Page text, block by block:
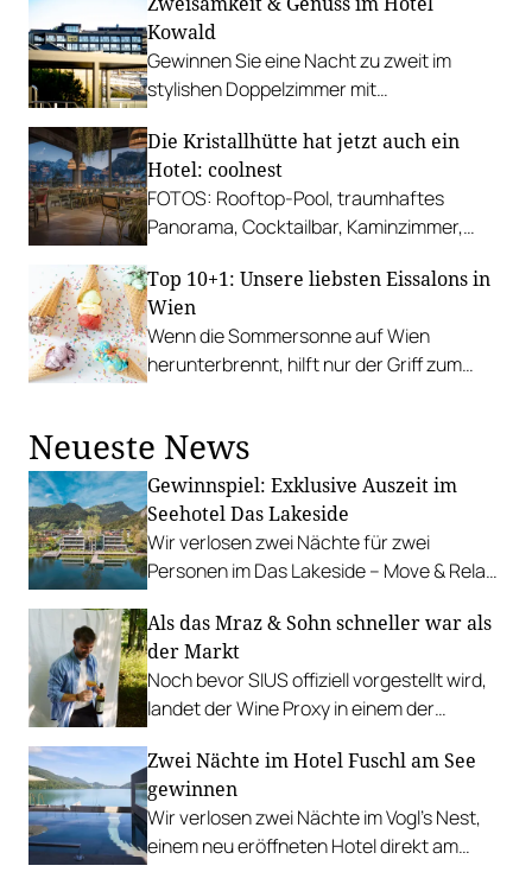
Tomaten.
Kowald
Gewinnen Sie eine Nacht zu zweit im
stylishen Doppelzimmer mit
Die Kristallhütte hat jetzt auch ein
Hotel: coolnest
FOTOS: Rooftop-Pool, traumhaftes
Panorama, Cocktailbar, Kaminzimmer,
Top 10+1: Unsere liebsten Eissalons in
Wien
Wenn die Sommersonne auf Wien
herunterbrennt, hilft nur der Griff zum
Neueste News
Gewinnspiel: Exklusive Auszeit im
Seehotel Das Lakeside
Wir verlosen zwei Nächte für zwei
Personen im Das Lakeside – Move & Relax
Als das Mraz & Sohn schneller war als
der Markt
Noch bevor SIUS offiziell vorgestellt wird,
landet der Wine Proxy in einem der
Österreichs. Ein Zufall. Und irgendwie
auch keiner.
Zwei Nächte im Hotel Fuschl am See
gewinnen
Wir verlosen zwei Nächte im Vogl’s Nest,
einem neu eröffneten Hotel direkt am